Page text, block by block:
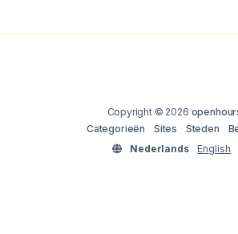
Copyright © 2026
Categorieën
Sites Steden
Nederlands
English